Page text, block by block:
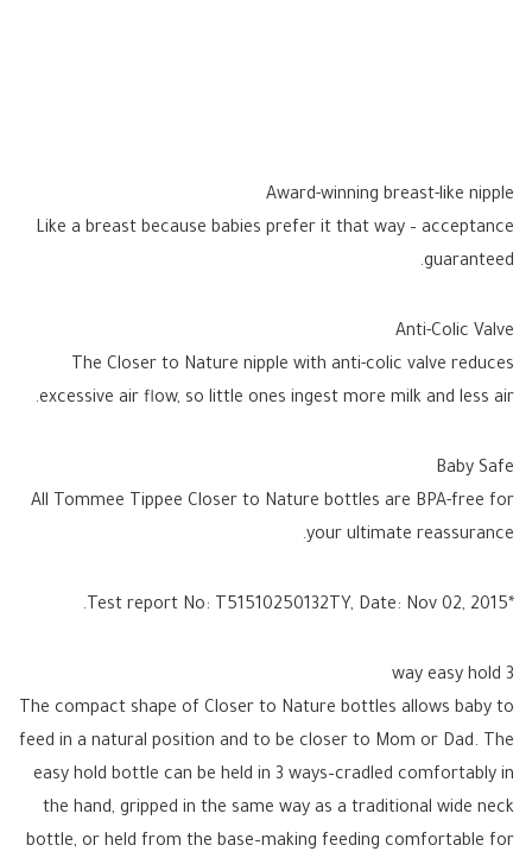
Award-winning breast-like nipple
Like a breast because babies prefer it that way – acceptance
guaranteed.
Anti-Colic Valve
The Closer to Nature nipple with anti-colic valve reduces
excessive air flow, so little ones ingest more milk and less air.
Baby Safe
All Tommee Tippee Closer to Nature bottles are BPA-free for
your ultimate reassurance.
*Test report No: T51510250132TY, Date: Nov 02, 2015.
3 way easy hold
The compact shape of Closer to Nature bottles allows baby to
feed in a natural position and to be closer to Mom or Dad. The
easy hold bottle can be held in 3 ways–cradled comfortably in
the hand, gripped in the same way as a traditional wide neck
bottle, or held from the base–making feeding comfortable for